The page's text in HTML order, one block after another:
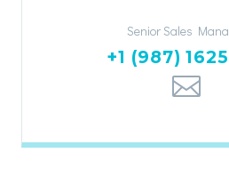
Senior Sales
+1 (987)